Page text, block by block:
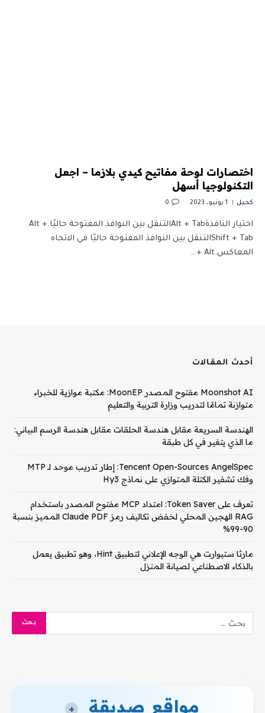
اختصارات لوحة مفاتيح كيدي بلازما – اجعل
التكنولوجيا أسهل
كحيل 1 يونيو، 2023 0
اختيار النافذةAlt + Tabالتنقل بين النوافذ المفتوحة حاليًا.Alt +
Shift + Tabالتنقل بين النوافذ المفتوحة حاليًا في الاتجاه
المعاكس.Alt +…
أحدث المقالات
Moonshot AI مفتوح المصدر MoonEP: مكتبة موازية للخبراء
متوازنة تمامًا لتدريب وزارة التربية والتعليم
الهندسة السريعة مقابل هندسة الحلقات مقابل هندسة الرسم البياني:
ما الذي يتغير في كل طبقة
Tencent Open-Sources AngelSpec: إطار تدريب موحد لـ MTP
وفك تشفير الكتلة المتوازي على نماذج Hy3
تعرف على Token Saver: امتداد MCP مفتوح المصدر باستخدام
RAG الهجين المحلي لخفض تكاليف رمز Claude PDF المميز بنسبة
90-99%
مارثا ستيوارت هي الوجه الإعلاني لتطبيق Hint، وهو تطبيق يعمل
بالذكاء الاصطناعي لصيانة المنزل
مواقع صديقة +